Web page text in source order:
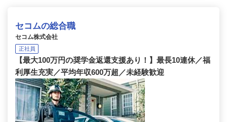
セコムの総合職
セコム株式会社
正社員
【最大100万円の奨学金返還支援あり！】最長10連休／福
利厚生充実／平均年収600万超／未経験歓迎